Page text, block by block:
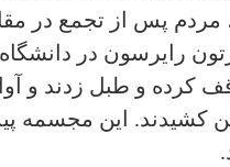
مردم پس از تجمع در
در دانشگاه
کرده و طبل زدند و
کشیدند. این مجسمه